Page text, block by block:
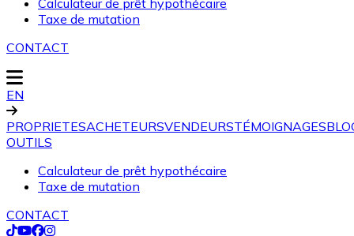
Calculateur de prêt hypothécaire
Taxe de mutation
CONTACT
EN
PROPRIETESACHETEURSVENDEURSTÉMOIGNAGES
OUTILS
Calculateur de prêt hypothécaire
Taxe de mutation
CONTACT